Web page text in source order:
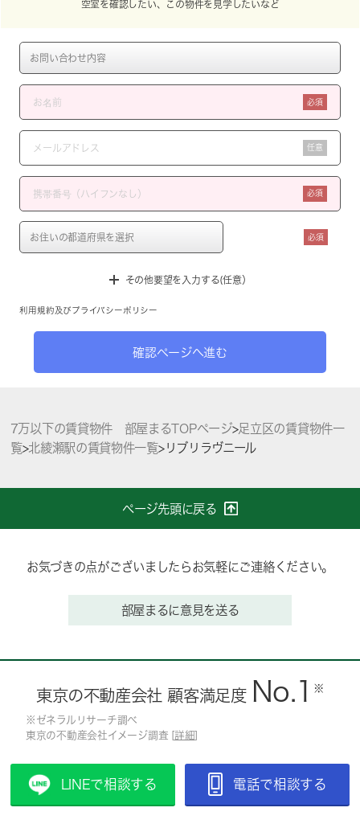
空室を確認したい、この物件を見学したいなど
必須
任意
必須
必須
その他要望を入力する(任意）
利用規約 及び プライバシーポリシー
確認ページへ進む
7万以下の賃貸物件 部屋まるTOPページ>足立区の賃貸物件一
覧>北綾瀬駅の賃貸物件一覧>リブリラヴニール
ページ先頭に戻る
お気づきの点がございましたらお気軽にご連絡ください。
部屋まるに意見を送る
東京の不動産会社 顧客満足度 No.1 ※
※ゼネラルリサーチ調べ
東京の不動産会社イメージ調査 [ 詳細
LINEで相談する 電話で相談する